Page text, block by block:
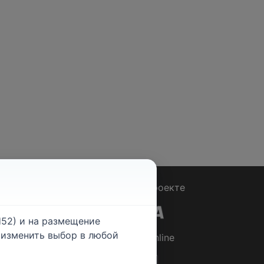
О проекте
© 2026Rabotniki.online
и на размещение
выбор в любой